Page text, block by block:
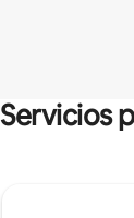
Servicios